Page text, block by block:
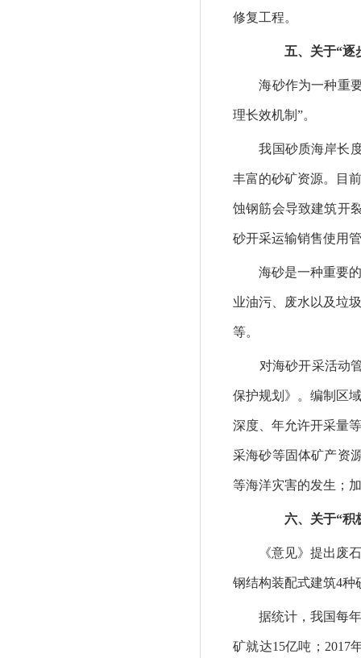
修复工程。
五、关于“逐步
海砂作为一种重要
理长效机制”。
我国砂质海岸长度
丰富的砂矿资源。目
蚀钢筋会导致建筑开
砂开采运输销售使用
海砂是一种重要的
业油污、废水以及垃
等。
对海砂开采活动管
保护规划》。编制区
深度、年允许开采量
采海砂等固体矿产资
等海洋灾害的发生；
六、关于“积
《意见》提出废石
钢结构装配式建筑4种
据统计，我国每年
矿就达15亿吨；2017